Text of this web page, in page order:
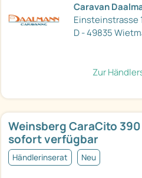
Caravan
Einsteinstrasse
D - 49835
Zur
Weinsberg CaraCito
sofort verfügbar
Händlerinserat Neu